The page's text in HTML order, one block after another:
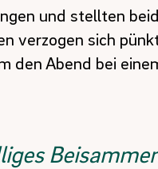
und stellten
verzogen sich
den Abend bei